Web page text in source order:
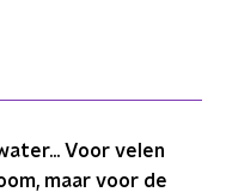
Voor velen
maar voor de